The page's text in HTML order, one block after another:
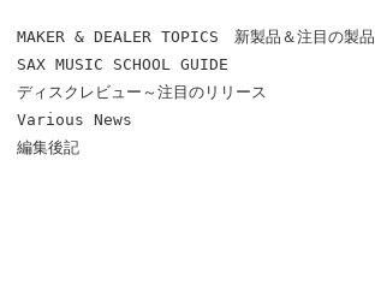
MAKER & DEALER TOPICS 新製品＆注目の製品
SAX MUSIC SCHOOL GUIDE
ディスクレビュー～注目のリリース
Various News
編集後記